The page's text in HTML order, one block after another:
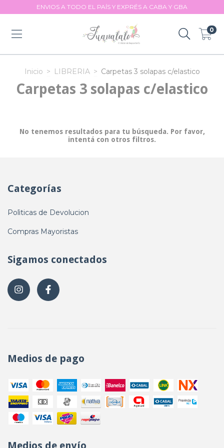
ENVIOS A TODO EL PAÍS Y EXPRÉS A CABA Y GBA
0
Inicio > LIBRERIA > Carpetas 3 solapas c/elastico
Carpetas 3 solapas c/elastico
No tenemos resultados para tu búsqueda. Por favor,
intentá con otros filtros.
Categorías
Polìticas de Devolucion
Compras Mayoristas
Sigamos conectados
Medios de pago
Medios de envío